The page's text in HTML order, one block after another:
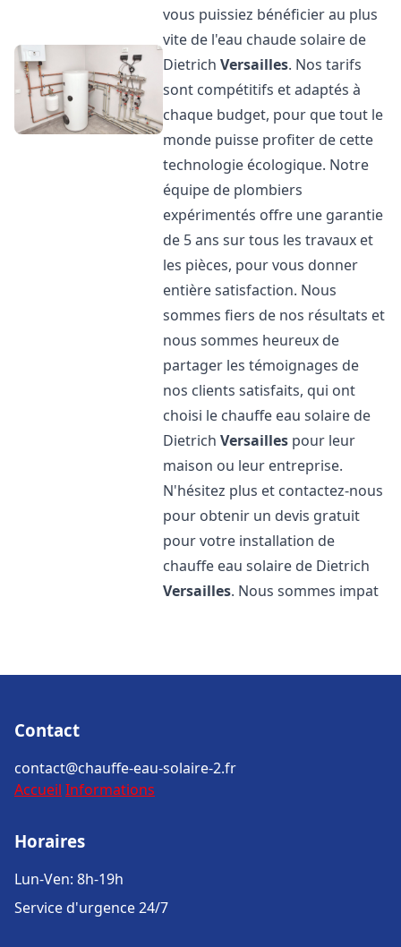
vous puissiez bénéficier au plus
vite de l'eau chaude solaire de
DietrichVersailles. Nos tarifs
sont compétitifs et adaptés à
chaque budget, pour que tout le
monde puisse profiter de cette
technologie écologique. Notre
équipe de plombiers
expérimentés offre une garantie
de 5 ans sur tous les travaux et
les pièces, pour vous donner
entière satisfaction. Nous
sommes fiers de nos résultats et
nous sommes heureux de
partager les témoignages de
nos clients satisfaits, qui ont
choisi le chauffe eau solaire de
DietrichVersailles pour leur
maison ou leur entreprise.
N'hésitez plus et contactez-nous
pour obtenir un devis gratuit
pour votre installation de
chauffe eau solaire de Dietrich
Versailles. Nous sommes impat
Contact
contact@chauffe-eau-solaire-2.fr
Accueil Informations
Horaires
Lun-Ven: 8h-19h
Service d'urgence 24/7